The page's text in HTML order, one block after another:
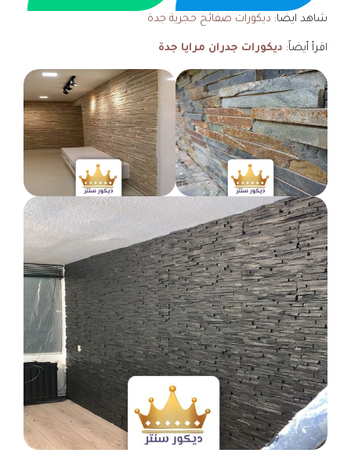
شاهد ايضا: ديكورات صفائح حجرية جدة
اقرأ أيضاً: ديكورات جدران مرايا جدة